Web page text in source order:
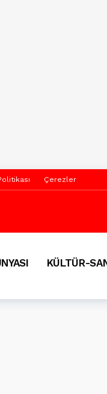
Çerezler
KÜLTÜR-